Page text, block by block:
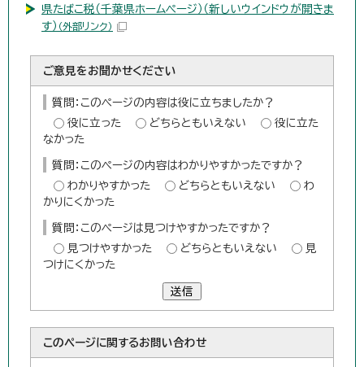
県たばこ税（千葉県ホームページ）（新しいウインドウが開きま
す） （外部リンク）
ご意見をお聞かせください
質問：このページの内容は役に立ちましたか？
役に立った
どちらともいえない
役に立た
なかった
質問：このページの内容はわかりやすかったですか？
わかりやすかった
どちらともいえない
わ
かりにくかった
質問：このページは見つけやすかったですか？
見つけやすかった
どちらともいえない
見
つけにくかった
送信
このページに関するお問い合わせ